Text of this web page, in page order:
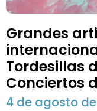
Grandes
Tordesillas
Conciertos
4 de agosto